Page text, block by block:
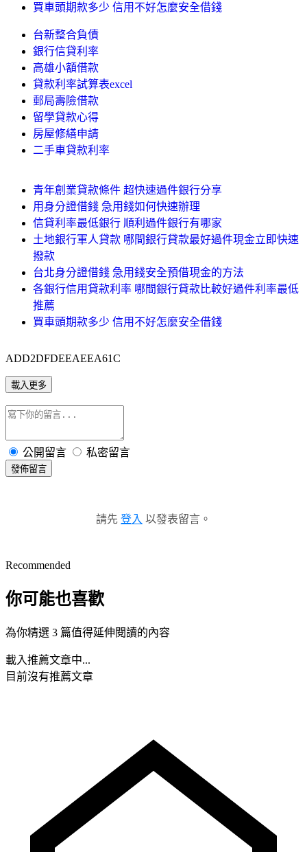
買車頭期款多少 信用不好怎麼安全借錢
台新整合負債
銀行信貸利率
高雄小額借款
貸款利率試算表excel
郵局壽險借款
留學貸款心得
房屋修繕申請
二手車貸款利率
青年創業貸款條件 超快速過件銀行分享
用身分證借錢 急用錢如何快速辦理
信貸利率最低銀行 順利過件銀行有哪家
土地銀行軍人貸款 哪間銀行貸款最好過件現金立即快速
撥款
台北身分證借錢 急用錢安全預借現金的方法
各銀行信用貸款利率 哪間銀行貸款比較好過件利率最低
推薦
買車頭期款多少 信用不好怎麼安全借錢
ADD2DFDEEAEEA61C
載入更多
公開留言 私密留言
發佈留言
請先 登入 以發表留言。
Recommended
你可能也喜歡
為你精選 3 篇值得延伸閱讀的內容
載入推薦文章中...
目前沒有推薦文章